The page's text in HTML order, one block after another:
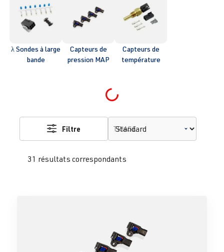
λ Sondes à large
bande
Capteurs de
pression MAP
Capteurs de
température
Loading...
31 résultats correspondants
Filtre TRIAGE